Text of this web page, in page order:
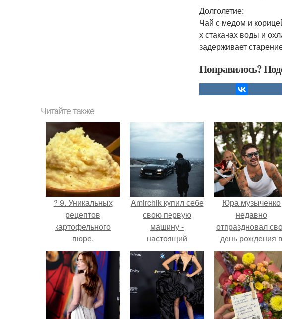
Долголетие:
Чай с медом и
х стаканах воды и
задерживает
Понравилось?
Читайте также
? 9. Уникальных
рецептов
картофельного
пюре.
Amirchik купил себе
свою первую
машину -
настоящий
автомобиль мечты
для многих
автолюбителей.
Юра музыченко
недавно
отпраздновал
день рождения в
кругу самых
близких и
людей.